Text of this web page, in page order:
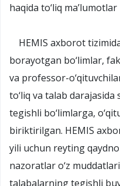
haqida to‘liq
HEMIS axborot
borayotgan bo‘limlar,
va professor-
to‘liq va talab
tegishli bo‘limlarga,
biriktirilgan. HEMIS
yili uchun reyting
nazoratlar o‘z
talabalarning tegishli